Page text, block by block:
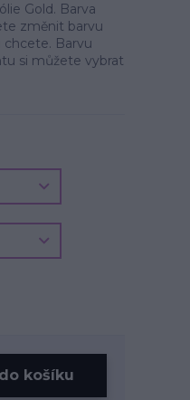
Gold. Barva
změnit barvu
chcete. Barvu
si můžete vybrat
košíku